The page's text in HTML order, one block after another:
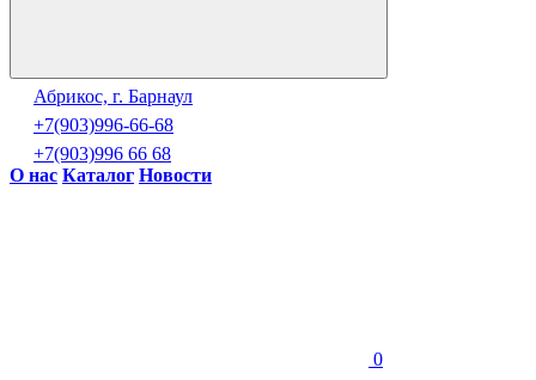
Абрикос, г. Барнаул
+7(903)996-66-68
+7(903)996 66 68
О нас Каталог Новости
0